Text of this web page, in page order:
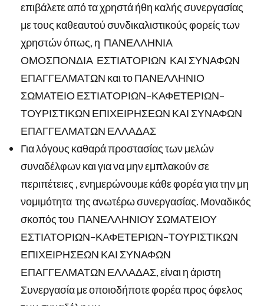
επιβάλετε από τα χρηστά ήθη καλής συνεργασίας
με τους καθεαυτού συνδικαλιστικούς φορείς των
χρηστών όπως, η ΠΑΝΕΛΛΗΝΙΑ
ΟΜΟΣΠΟΝΔΙΑ ΕΣΤΙΑΤΟΡΙΩΝ ΚΑΙ ΣΥΝΑΦΩΝ
ΕΠΑΓΓΕΛΜΑΤΩΝ και το ΠΑΝΕΛΛΗΝΙΟ
ΣΩΜΑΤΕΙΟ ΕΣΤΙΑΤΟΡΙΩΝ–ΚΑΦΕΤΕΡΙΩΝ–
ΤΟΥΡΙΣΤΙΚΩΝ ΕΠΙΧΕΙΡΗΣΕΩΝ ΚΑΙ ΣΥΝΑΦΩΝ
ΕΠΑΓΓΕΛΜΑΤΩΝ ΕΛΛΑΔΑΣ
Για λόγους καθαρά προστασίας των μελών
συναδέλφων και για να μην εμπλακούν σε
περιπέτειες , ενημερώνουμε κάθε φορέα για την μη
νομιμότητα της ανωτέρω συνεργασίας. Μοναδικός
σκοπός του ΠΑΝΕΛΛΗΝΙΟΥ ΣΩΜΑΤΕΙΟΥ
ΕΣΤΙΑΤΟΡΙΩΝ–ΚΑΦΕΤΕΡΙΩΝ–ΤΟΥΡΙΣΤΙΚΩΝ
ΕΠΙΧΕΙΡΗΣΕΩΝ ΚΑΙ ΣΥΝΑΦΩΝ
ΕΠΑΓΓΕΛΜΑΤΩΝ ΕΛΛΑΔΑΣ, είναι η άριστη
Συνεργασία με οποιοδήποτε φορέα προς όφελος